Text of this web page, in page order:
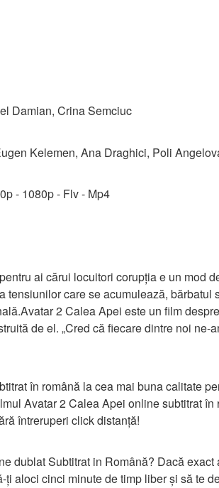
Damian, Crina Semciuc
Kelemen, Ana Draghici, Poli
- 1080p - Flv - Mp4
ai cărui locuitori corupția e un mod
tensiunilor care se acumulează, bărbatul
2 Calea Apei este un film
de el. „Cred că fiecare dintre noi ne-
în română la cea mai buna calitate
Avatar 2 Calea Apei online subtitrat
întreruperi click distanță!
dublat Subtitrat in Română? Dacă exact
aloci cinci minute de timp liber și să te